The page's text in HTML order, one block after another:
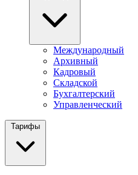
Международный
Архивный
Кадровый
Складской
Бухгалтерский
Управленческий
Тарифы